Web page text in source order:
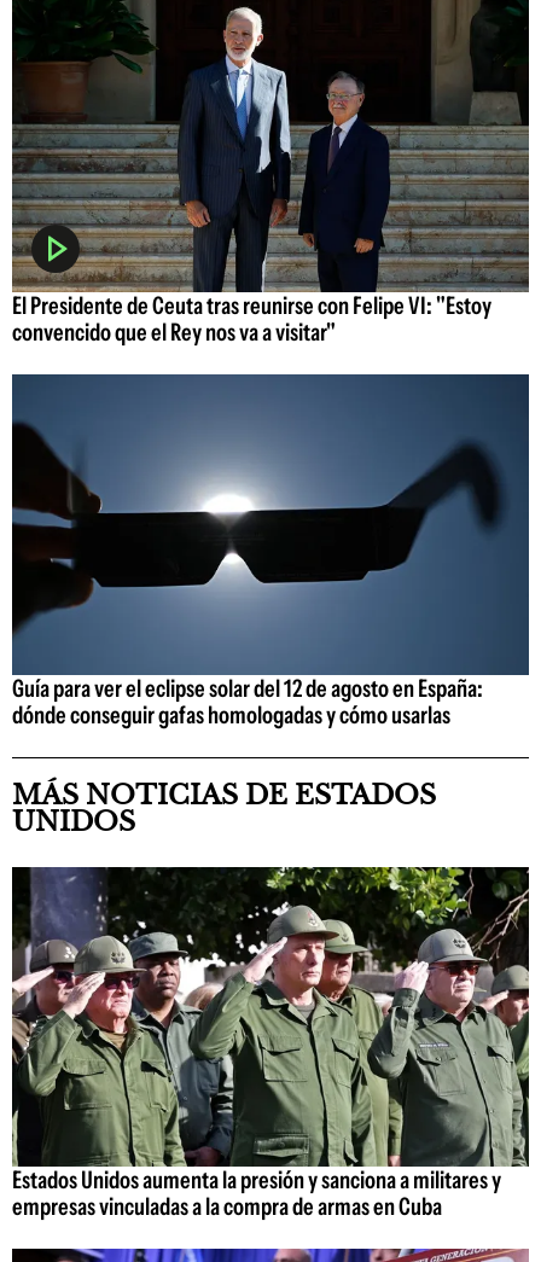
El Presidente de Ceuta tras reunirse con Felipe VI: "Estoy
convencido que el Rey nos va a visitar"
Guía para ver el eclipse solar del 12 de agosto en España:
dónde conseguir gafas homologadas y cómo usarlas
MÁS NOTICIAS DE ESTADOS
UNIDOS
Estados Unidos aumenta la presión y sanciona a militares y
empresas vinculadas a la compra de armas en Cuba